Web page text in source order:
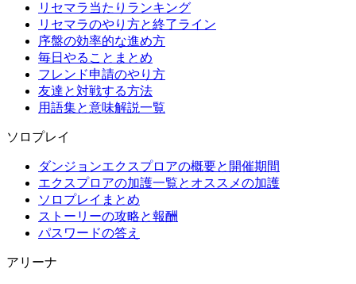
リセマラ当たりランキング
リセマラのやり方と終了ライン
序盤の効率的な進め方
毎日やることまとめ
フレンド申請のやり方
友達と対戦する方法
用語集と意味解説一覧
ソロプレイ
ダンジョンエクスプロアの概要と開催期間
エクスプロアの加護一覧とオススメの加護
ソロプレイまとめ
ストーリーの攻略と報酬
パスワードの答え
アリーナ